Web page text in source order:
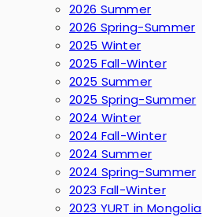
2026 Summer
2026 Spring-Summer
2025 Winter
2025 Fall-Winter
2025 Summer
2025 Spring-Summer
2024 Winter
2024 Fall-Winter
2024 Summer
2024 Spring-Summer
2023 Fall-Winter
2023 YURT in Mongolia